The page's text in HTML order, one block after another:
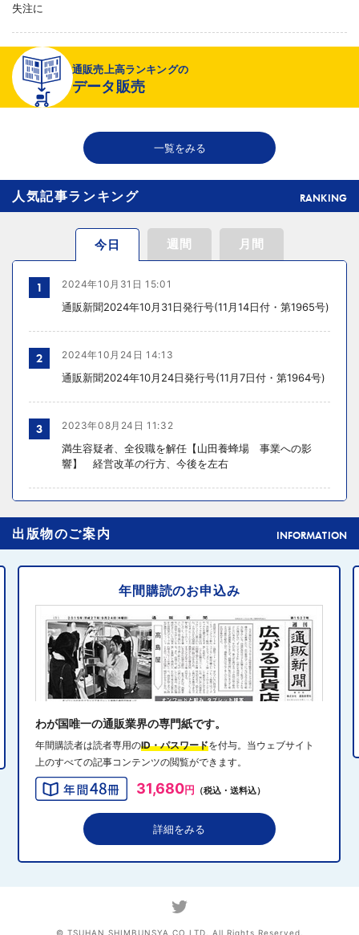
失注に
2026年08月06日 19:01
〈注目企業のEC戦略〉 イズミセが豊富な品揃えで差別化、酒類ECでモ
ール軸に50店展開
2026年08月06日 18:50
THE RICHが149の温浴施設で広告、都内29店舗で製品導入
通販売上高ランキングの
データ販売
一覧をみる
人気記事ランキング RANKING
今日 週間 月間
1 2024年10月31日 15:01
通販新聞2024年10月31日発行号(11月14日付・第1965号)
2 2024年10月24日 14:13
通販新聞2024年10月24日発行号(11月7日付・第1964号)
3 2023年08月24日 11:32
満生容疑者、全役職を解任【山田養蜂場 事業への影
響】 経営改革の行方、今後を左右
4
元ディノスの石川森生氏、ECのプロフェッショナルらの
共助型ネットワーク組織立ち上げ
2024年10月31日 14:10
消費者庁、美容液通販に特定商取引法違反で9カ月の業務
停止命令
2024年10月31日 14:32
り込み
2024年10月31日 13:40
QVCジャパンがゾゾと”コーデ対決”、”千葉愛”テーマにフ
8
出版物のご案内 INFORMATION
年間購読のお申込み
わが国唯一の通販業界の専門紙です。
年間購読者は読者専用のID・パスワードを付与。当ウェブサイト
上のすべての記事コンテンツの閲覧ができます。
31,680円 （税込・送料込）
詳細をみる
© TSUHAN SHIMBUNSYA CO,LTD. All Rights Reserved.